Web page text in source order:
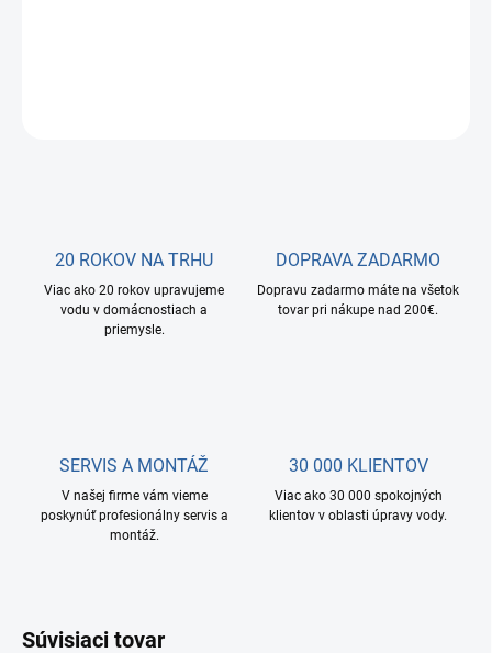
20 ROKOV NA TRHU
Viac ako 20 rokov upravujeme
vodu v domácnostiach a
priemysle.
DOPRAVA ZADARMO
Dopravu zadarmo máte na všetok
tovar pri nákupe nad 200€.
SERVIS A MONTÁŽ
V našej firme vám vieme
poskynúť profesionálny servis a
montáž.
30 000 KLIENTOV
Viac ako 30 000 spokojných
klientov v oblasti úpravy vody.
Súvisiaci tovar